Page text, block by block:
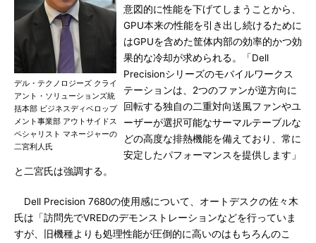
デル・テクノロジーズ クライ
アント・ソリューションズ統
括本部 ビジネスディベロップ
メント事業部 アウトサイドス
ペシャリスト マネージャーの
二宮利人氏
意図的に性能を下げてしまうことから、
GPU本来の性能を引き出し続けるために
はGPUを含めた筐体内部の効率的かつ効
果的な冷却が求められる。「Dell
Precisionシリーズのモバイルワークス
テーションは、2つのファンが逆方向に
回転する独自の二重対向送風ファンやユ
ーザーが選択可能なサーマルテーブルな
どの高度な排熱機能を備えており、常に
安定したパフォーマンスを提供します」
と二宮氏は強調する。
Dell Precision 7680の使用感について、オートデスクの佐々木
氏は「訪問先でVREDのデモンストレーションなどを行っていま
すが、旧機種よりも処理性能が圧倒的に高いのはもちろんのこ